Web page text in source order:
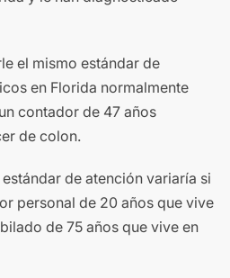
el mismo estándar de
en Florida normalmente
contador de 47 años
de colon.
de atención variaría si
personal de 20 años que vive
de 75 años que vive en